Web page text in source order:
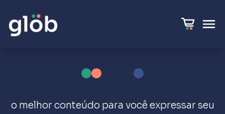
o melhor conteúdo para você expressar seu